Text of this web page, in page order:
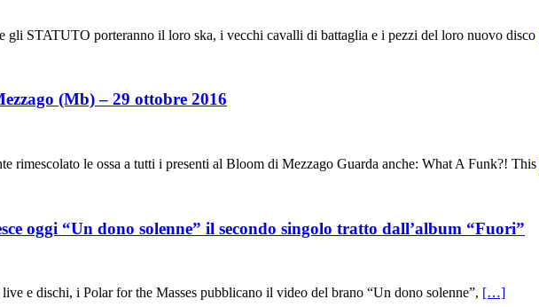
gli STATUTO porteranno il loro ska, i vecchi cavalli di battaglia e i pezzi del loro nuovo disco
(Mb) – 29 ottobre 2016
rimescolato le ossa a tutti i presenti al Bloom di Mezzago Guarda anche: What A Funk?! This
oggi “Un dono solenne” il secondo singolo tratto dall’album “Fuori”
e dischi, i Polar for the Masses pubblicano il video del brano “Un dono solenne”, […]